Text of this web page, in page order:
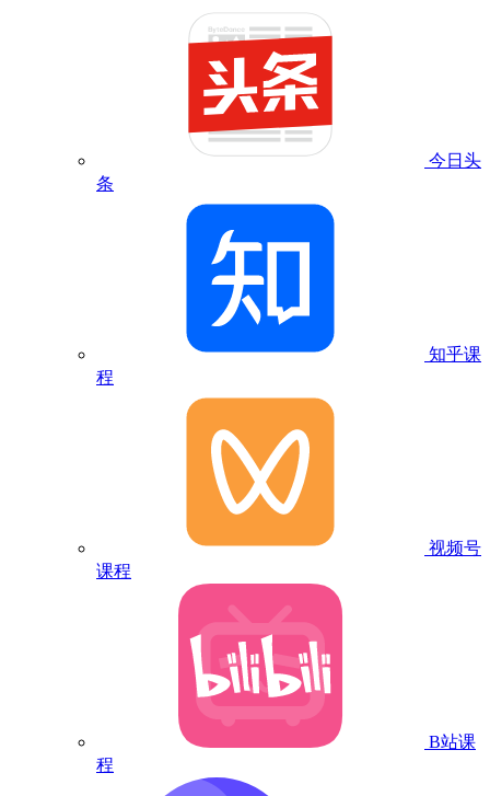
今日头
条
知乎课
程
视频号
课程
B站课
程